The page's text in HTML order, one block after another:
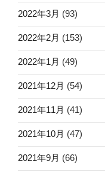
2022年3月 (93)
2022年2月 (153)
2022年1月 (49)
2021年12月 (54)
2021年11月 (41)
2021年10月 (47)
2021年9月 (66)